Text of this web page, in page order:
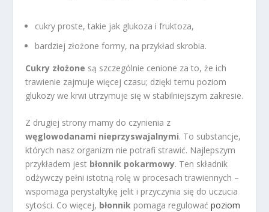
cukry proste, takie jak glukoza i fruktoza,
bardziej złożone formy, na przykład skrobia.
Cukry złożone są szczególnie cenione za to, że ich
trawienie zajmuje więcej czasu; dzięki temu poziom
glukozy we krwi utrzymuje się w stabilniejszym zakresie.
Z drugiej strony mamy do czynienia z
węglowodanami nieprzyswajalnymi. To substancje,
których nasz organizm nie potrafi strawić. Najlepszym
przykładem jest błonnik pokarmowy. Ten składnik
odżywczy pełni istotną rolę w procesach trawiennych –
wspomaga perystaltykę jelit i przyczynia się do uczucia
sytości. Co więcej, błonnik pomaga regulowaćpoziom